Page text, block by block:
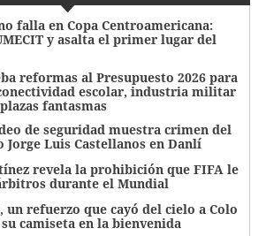
falla en Copa Centroamericana:
y asalta el primer lugar del
reformas al Presupuesto 2026 para
escolar, industria militar
fantasmas
de seguridad muestra crimen del
Jorge Luis Castellanos en Danlí
revela la prohibición que FIFA le
durante el Mundial
un refuerzo que cayó del cielo a Colo
camiseta en la bienvenida